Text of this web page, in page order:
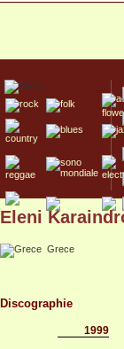
Eleni
Grece
Discographie
1999